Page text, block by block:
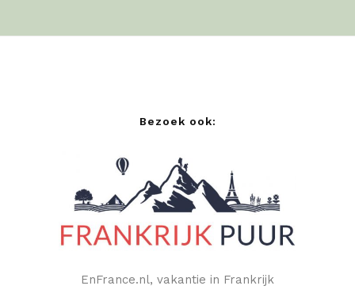
Bezoek ook:
EnFrance.nl, vakantie in Frankrijk